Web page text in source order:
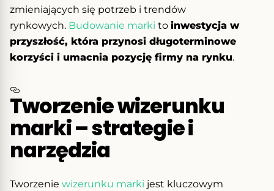
zmieniających się potrzeb i trendów
rynkowych. Budowanie marki to inwestycja w
przyszłość, która przynosi długoterminowe
korzyści i umacnia pozycję firmy na rynku.
Tworzenie wizerunku
marki – strategie i
narzędzia
Tworzenie wizerunku marki jest kluczowym